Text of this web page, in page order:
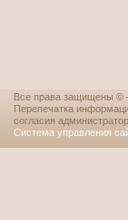
Все права защищены ©
Перепечатка
согласия
Система управления